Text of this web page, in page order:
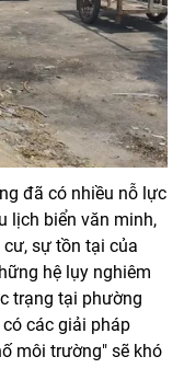
đã có nhiều nỗ lực
lịch biển văn minh,
sự tồn tại của
hệ lụy nghiêm
trạng tại phường
các giải pháp
môi trường" sẽ khó